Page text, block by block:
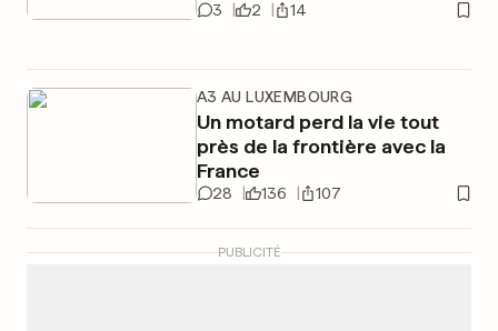
3 2 14
A3 AU LUXEMBOURG
Un motard perd la vie tout
près de la frontière avec la
France
28 136 107
PUBLICITÉ